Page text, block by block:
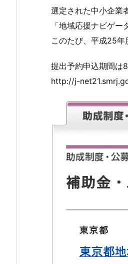
選定された中小企業
「地域応援ナビゲ
このたび、平成25年
提出予約申込期間は
http://j-